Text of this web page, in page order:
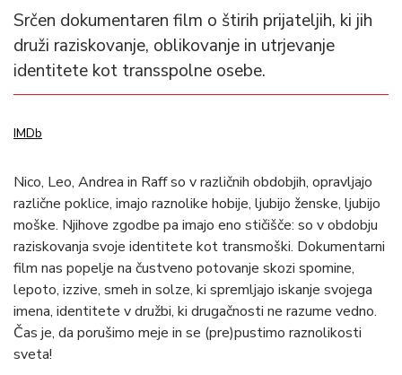
Srčen dokumentaren film o štirih prijateljih, ki jih
druži raziskovanje, oblikovanje in utrjevanje
identitete kot transspolne osebe.
IMDb
Nico, Leo, Andrea in Raff so v različnih obdobjih, opravljajo
različne poklice, imajo raznolike hobije, ljubijo ženske, ljubijo
moške. Njihove zgodbe pa imajo eno stičišče: so v obdobju
raziskovanja svoje identitete kot transmoški. Dokumentarni
film nas popelje na čustveno potovanje skozi spomine,
lepoto, izzive, smeh in solze, ki spremljajo iskanje svojega
imena, identitete v družbi, ki drugačnosti ne razume vedno.
Čas je, da porušimo meje in se (pre)pustimo raznolikosti
sveta!